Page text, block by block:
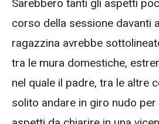
Sarebbero tanti gli aspetti
corso della sessione davanti
ragazzina avrebbe
tra le mura domestiche,
nel quale il padre, tra le altre
solito andare in giro nudo per